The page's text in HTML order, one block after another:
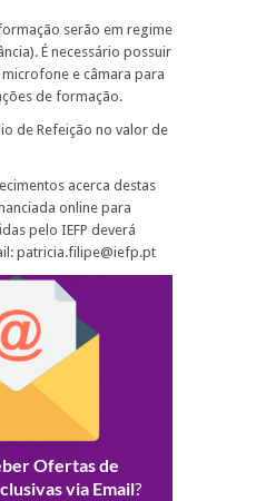
serão em regime
É necessário possuir
e câmara para
de formação.
de Refeição no valor de
acerca destas
online para
pelo IEFP deverá
patricia.filipe@iefp.pt